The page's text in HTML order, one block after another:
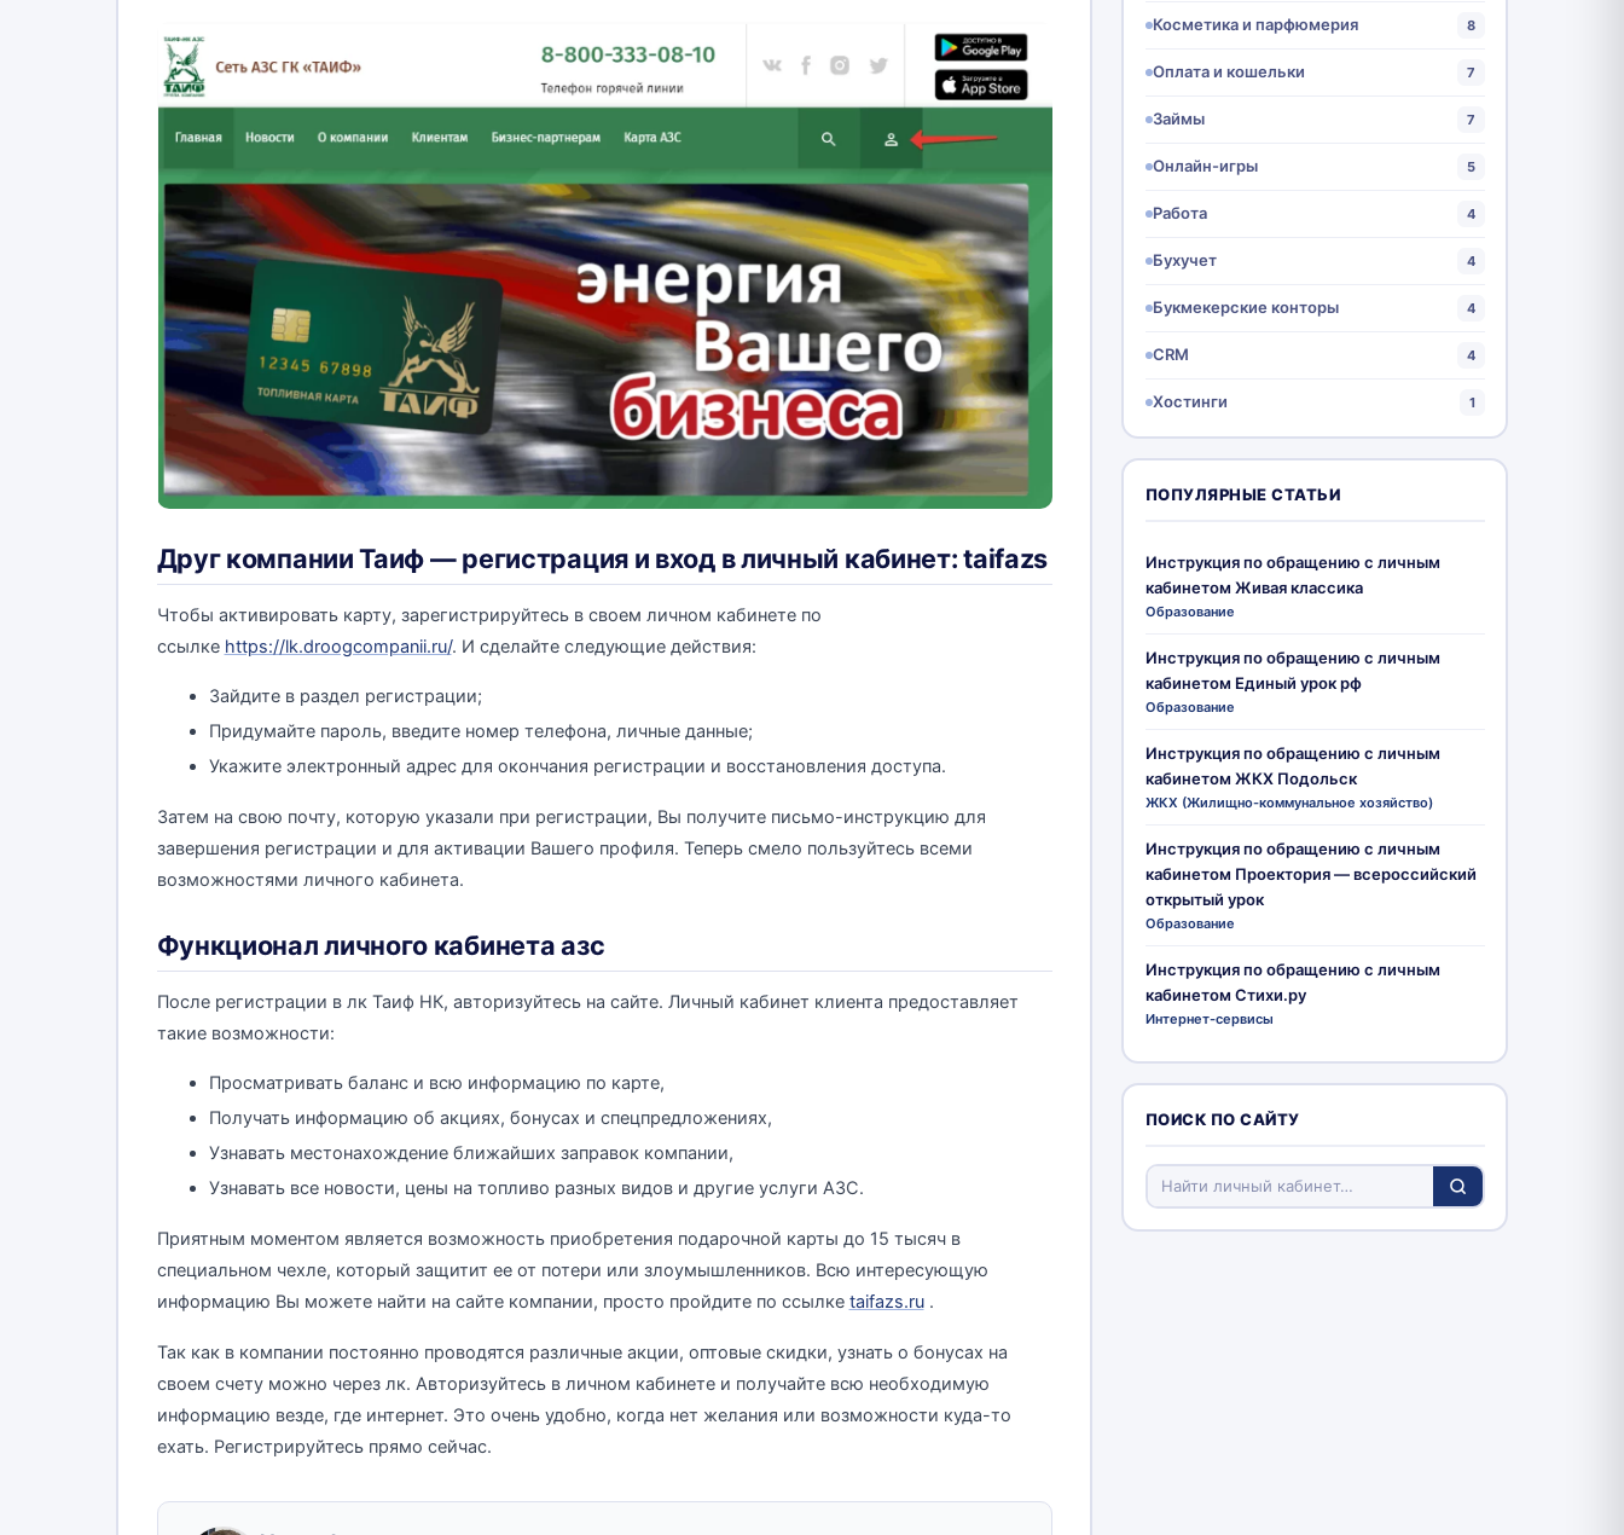
Друг компании Таиф — регистрация и вход в личный кабинет: taifazs
Чтобы активировать карту, зарегистрируйтесь в своем личном кабинете по
ссылке https://lk.droogcompanii.ru/. И сделайте следующие действия:
Зайдите в раздел регистрации;
Придумайте пароль, введите номер телефона, личные данные;
Укажите электронный адрес для окончания регистрации и восстановления доступа.
Затем на свою почту, которую указали при регистрации, Вы получите письмо-инструкцию для
завершения регистрации и для активации Вашего профиля. Теперь смело пользуйтесь всеми
возможностями личного кабинета.
Функционал личного кабинета азс
После регистрации в лк Таиф НК, авторизуйтесь на сайте. Личный кабинет клиента предоставляет
такие возможности:
Просматривать баланс и всю информацию по карте,
Получать информацию об акциях, бонусах и спецпредложениях,
Узнавать местонахождение ближайших заправок компании,
Узнавать все новости, цены на топливо разных видов и другие услуги АЗС.
Приятным моментом является возможность приобретения подарочной карты до 15 тысяч в
специальном чехле, который защитит ее от потери или злоумышленников. Всю интересующую
информацию Вы можете найти на сайте компании, просто пройдите по ссылке taifazs.ru.
Так как в компании постоянно проводятся различные акции, оптовые скидки, узнать о бонусах на
своем счету можно через лк. Авторизуйтесь в личном кабинете и получайте всю необходимую
информацию везде, где интернет. Это очень удобно, когда нет желания или возможности куда-то
ехать. Регистрируйтесь прямо сейчас.
Косметика и парфюмерия 8
Оплата и кошельки 7
Займы 7
Онлайн-игры 5
Работа 4
Бухучет 4
Букмекерские конторы 4
CRM 4
Хостинги 1
ПОПУЛЯРНЫЕ СТАТЬИ
Инструкция по обращению с личным
кабинетом Живая классика
Образование
Инструкция по обращению с личным
кабинетом Единый урок рф
Образование
Инструкция по обращению с личным
кабинетом ЖКХ Подольск
ЖКХ (Жилищно-коммунальное хозяйство)
Инструкция по обращению с личным
кабинетом Проектория — всероссийский
открытый урок
Образование
Инструкция по обращению с личным
кабинетом Стихи.ру
Интернет-сервисы
ПОИСК ПО САЙТУ